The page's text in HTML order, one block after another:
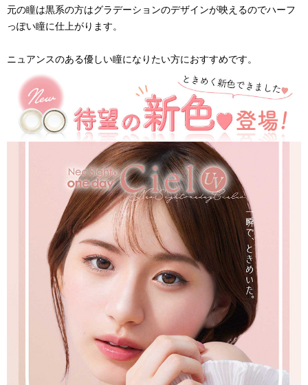
元の瞳は黒系の方はグラデーションのデザインが映えるのでハーフ
っぽい瞳に仕上がります。
ニュアンスのある優しい瞳になりたい方におすすめです。